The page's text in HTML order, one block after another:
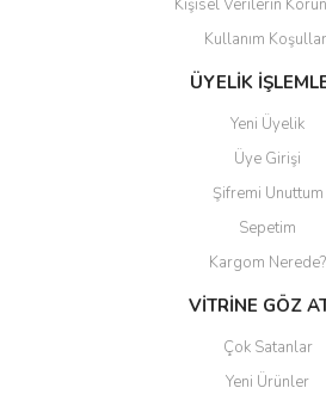
Gönder
Kişisel Verilerin
Kullanım
ÜYELİK
Yeni Üyelik
Üye Girişi
Şifremi Unuttum
Sepetim
Kargom Nerede?
VİTRİNE GÖZ
Çok Satanlar
Yeni Ürünler